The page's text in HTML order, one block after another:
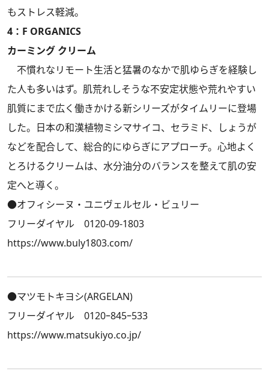
もストレス軽減。
4：F ORGANICS
カーミング クリーム
不慣れなリモート生活と猛暑のなかで肌ゆらぎを経験し
た人も多いはず。肌荒れしそうな不安定状態や荒れやすい
肌質にまで広く働きかける新シリーズがタイムリーに登場
した。日本の和漢植物ミシマサイコ、セラミド、しょうが
などを配合して、総合的にゆらぎにアプローチ。心地よく
とろけるクリームは、水分油分のバランスを整えて肌の安
定へと導く。
●オフィシーヌ・ユニヴェルセル・ビュリー
フリーダイヤル 0120-09-1803
https://www.buly1803.com/
●マツモトキヨシ(ARGELAN)
フリーダイヤル 0120ｰ845ｰ533
https://www.matsukiyo.co.jp/